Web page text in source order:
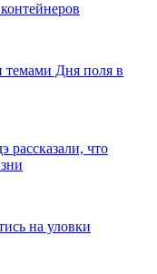
темами Дня поля в
рассказали, что
на уловки